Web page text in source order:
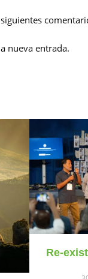
nueva entrada.
Re-